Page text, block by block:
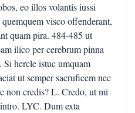
eo illos volantis iussi
visco offenderant,
quam pira. 484-485 ut
ilico per cerebrum pinna
hercle istuc umquam
ut semper sacruficem nec
non credis? L. Credo, ut mi
LYC. Dum exta